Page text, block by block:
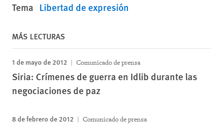
Tema Libertad de expresión
MÁS LECTURAS
1 de mayo de 2012 Comunicado de prensa
Siria: Crímenes de guerra en Idlib durante las
negociaciones de paz
8 de febrero de 2012 Comunicado de prensa